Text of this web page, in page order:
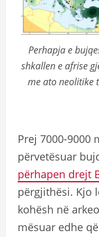
Perhapja e
shkallen e afrise
me ato neolitike
Prej 7000-9000
përvetësuar
përhapen drejt
përgjithësi. Kjo
kohësh në
mësuar edhe